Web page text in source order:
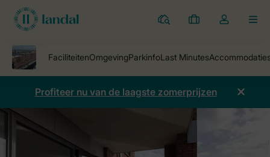
Parken
Mijn
Open
mijn
account
Profiteer nu van de laagste zomerprijzen